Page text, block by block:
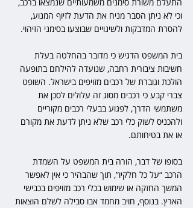
התעלם משורת סימנים משמעותיים שנמצאו ברכב,
וכי לא ניתן הסבר מניח את הדעת לזיוף המנוע,
להסרת המדבקות ולשינויים שבוצעו בסימני הזיהוי.
בית המשפט הדגיש כי מדובר בהחלטה בעלת
חשיבות ציבורית רחבה, שנועדה להילחם בתופעה
הולכת וגוברת של רכבים מזויפים בישראל. השופט
צברי קבע כי רכבים מסוג זה עלולים לסכן את
משתמשי הדרך, לפגוע בבעלי רכבים מקוריים
ולהכניס לשוק כלי רכב שלא ניתן לדעת את מקורם
או את בטיחותם.
בסופו של דבר, הורה בית המשפט על השמדת
הרכב “על כל חלקיו”, תוך שהבהיר כי אין לאפשר
המשך החזקה או שימוש בכלי רכב מזויפים בכבישי
הארץ. בנוסף, חויב מחמד אבו סבילה לשלם הוצאות